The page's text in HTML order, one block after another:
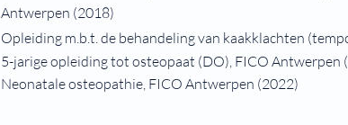
Antwerpen (2018)
Opleiding m.b.t. de behandeling van kaakklachten
5-jarige opleiding tot osteopaat (DO), FICO Antwerpen
Neonatale osteopathie, FICO Antwerpen (2022)